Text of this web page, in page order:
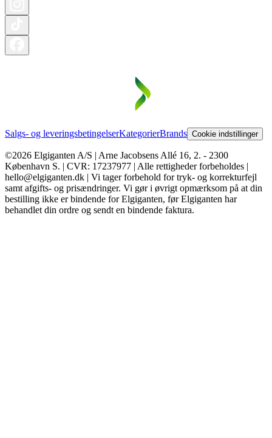
Salgs- og leveringsbetingelserKategorierBrands Cookie indstillinger
©2026 Elgiganten A/S | Arne Jacobsens Allé 16, 2. - 2300
København S. | CVR: 17237977 | Alle rettigheder forbeholdes |
hello@elgiganten.dk | Vi tager forbehold for tryk- og korrekturfejl
samt afgifts- og prisændringer. Vi gør i øvrigt opmærksom på at din
bestilling ikke er bindende for Elgiganten, før Elgiganten har
behandlet din ordre og sendt en bindende faktura.